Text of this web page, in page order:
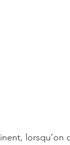
lorsqu’on